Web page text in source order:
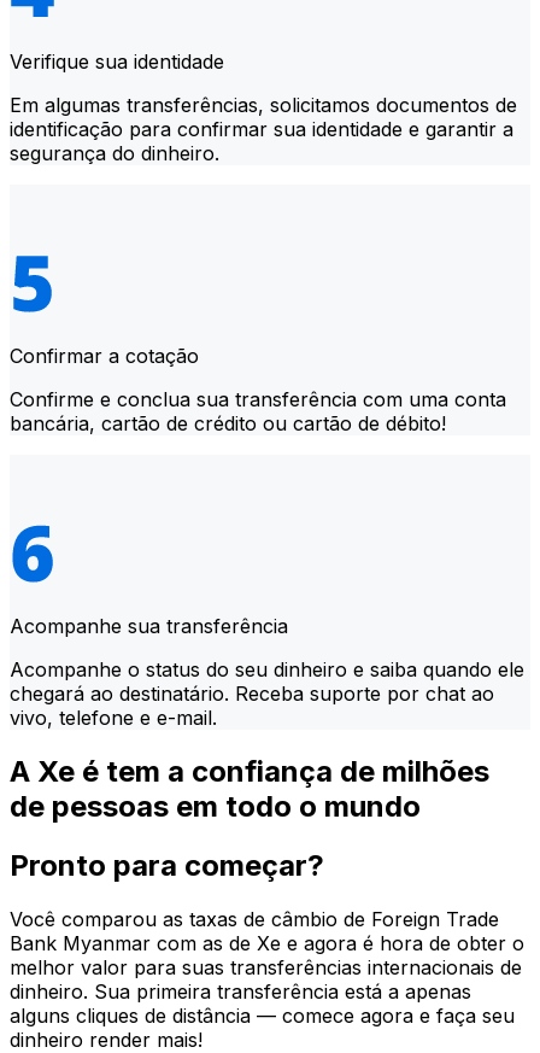
Verifique sua identidade
Em algumas transferências, solicitamos documentos de
identificação para confirmar sua identidade e garantir a
segurança do dinheiro.
Confirmar a cotação
Confirme e conclua sua transferência com uma conta
bancária, cartão de crédito ou cartão de débito!
Acompanhe sua transferência
Acompanhe o status do seu dinheiro e saiba quando ele
chegará ao destinatário. Receba suporte por chat ao
vivo, telefone e e-mail.
A Xe é tem a confiança de milhões
de pessoas em todo o mundo
Pronto para começar?
Você comparou as taxas de câmbio de Foreign Trade
Bank Myanmar com as de Xe e agora é hora de obter o
melhor valor para suas transferências internacionais de
dinheiro. Sua primeira transferência está a apenas
alguns cliques de distância — comece agora e faça seu
dinheiro render mais!